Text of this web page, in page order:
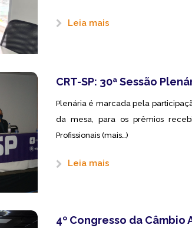
Leia mais
CRT-SP: 30ª Sessão
Plenária é marcada pela
da mesa, para os prêmios
Profissionais (mais…)
Leia mais
4º Congresso da